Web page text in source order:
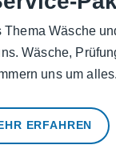
Thema Wäsche
Wäsche,
uns um alles.
ERFAHREN